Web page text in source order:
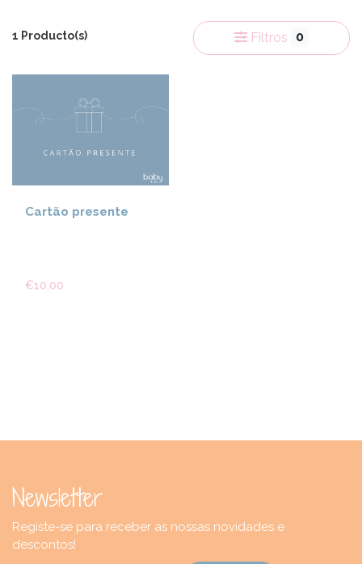
1 Producto(s) Filtros 0
Cartão presente
€10,00
Newsletter
Registe-se para receber as nossas novidades e
descontos!